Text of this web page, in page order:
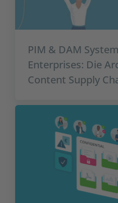
PIM & DAM
Enterprises: Die
Content Supply